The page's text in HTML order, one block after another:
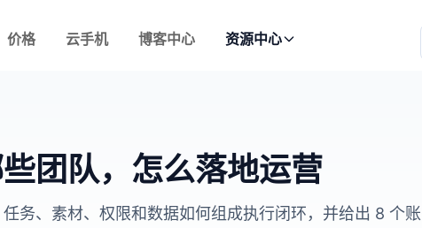
价格 云手机 博客中心 资源中心
团队，怎么落地运营
务、素材、权限和数据如何组成执行闭环，并给出 8 个